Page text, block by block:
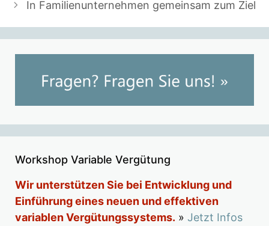
In Familienunternehmen gemeinsam zum Ziel
Workshop Variable Vergütung
Wir unterstützen Sie bei Entwicklung und
Einführung eines neuen und effektiven
variablen Vergütungssystems. » Jetzt Infos